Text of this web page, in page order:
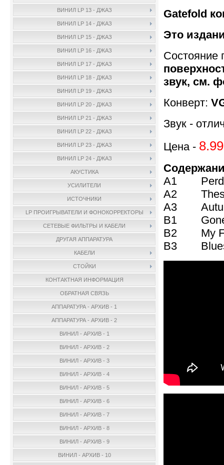
ВИНИЛ LP 13 - ДЖАЗ
ВИНИЛ LP 14 - ДЖАЗ
ВИНИЛ LP 15 - ДЖАЗ
ВИНИЛ LP 16 - ДЖАЗ
ВИНИЛ LP 17 - ДЖАЗ
ВИНИЛ LP 18 - ДЖАЗ
ВИНИЛ LP 19 - ДЖАЗ
ВИНИЛ LP 20 - ДЖАЗ
ВИНИЛ LP 21 - ДЖАЗ
ВИНИЛ LP 22 - ДЖАЗ
ВИНИЛ LP 23 - ДЖАЗ
ВИНИЛ LP 24 - ДЖАЗ
АКУСТИКА
УСИЛИТЕЛИ
ИСТОЧНИКИ
LP ПРОИГРЫВАТЕЛИ И ФОНОКОРРЕКТОРЫ
СЕТЕВЫЕ ФИЛЬТРЫ И КАБЕЛИ
ДРУГАЯ АППАРАТУРА
КАБЕЛИ
СТОЙКИ
КОНТАКТНАЯ ИНФОРМАЦИЯ
ОБРАТНАЯ СВЯЗЬ
АППАРАТУРА - АРХИВ - 1
АППАРАТУРА - АРХИВ - 2
ВИНИЛ - АРХИВ - 1
ВИНИЛ - АРХИВ - 2
ВИНИЛ - АРХИВ - 3
ВИНИЛ - АРХИВ - 4
ВИНИЛ - АРХИВ - 5
ВИНИЛ - АРХИВ - 6
ВИНИЛ - АРХИВ - 7
ВИНИЛ - АРХИВ - 8
ВИНИЛ - АРХИВ - 9
ВИНИЛ - АРХИВ - 10
Gatefold
Это
Состояние
звук, см.
Конверт:
Звук -
Цена -
A1
A2 These
A3
B1 Gone
B2 My
B3